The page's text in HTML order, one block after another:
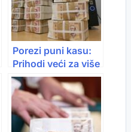
Porezi puni kasu:
Prihodi veći za više
od 200 miliona KM